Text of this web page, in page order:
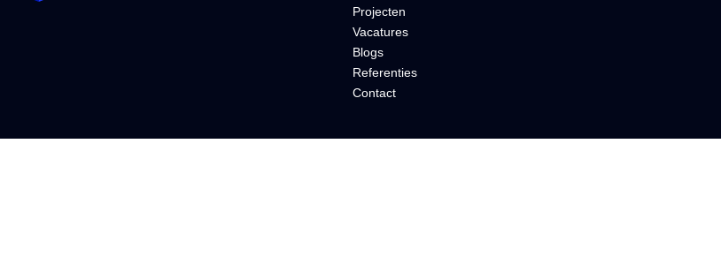
Projecten
Vacatures
Blogs
Referenties
Contact